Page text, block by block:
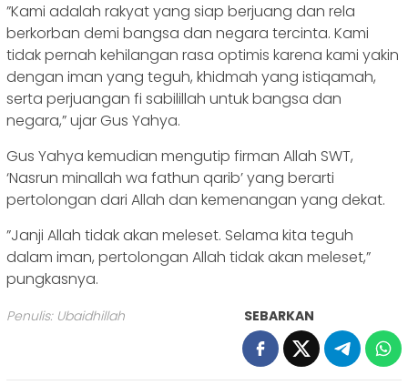
‎”Kami adalah rakyat yang siap berjuang dan rela
berkorban demi bangsa dan negara tercinta. Kami
tidak pernah kehilangan rasa optimis karena kami yakin
dengan iman yang teguh, khidmah yang istiqamah,
serta perjuangan fi sabilillah untuk bangsa dan
negara,” ujar Gus Yahya.
‎Gus Yahya kemudian mengutip firman Allah SWT,
‘Nasrun minallah wa fathun qarib’ yang berarti
pertolongan dari Allah dan kemenangan yang dekat.
‎”Janji Allah tidak akan meleset. Selama kita teguh
dalam iman, pertolongan Allah tidak akan meleset,”
pungkasnya.
Penulis: Ubaidhillah SEBARKAN